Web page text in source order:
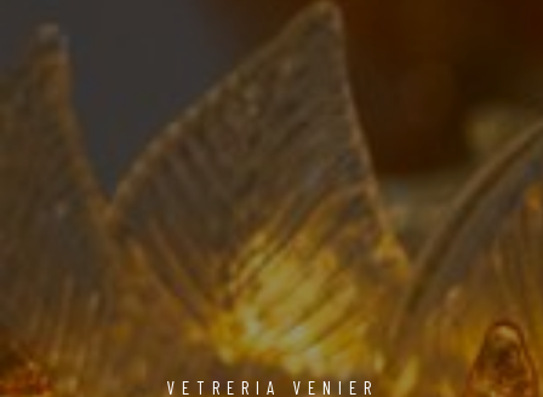
VETRERIA VENIER